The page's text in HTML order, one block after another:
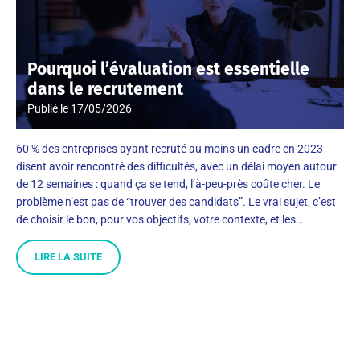
Pourquoi l’évaluation est essentielle
dans le recrutement
Publié le 17/05/2026
60 % des entreprises ayant recruté au moins un cadre en 2023
disent avoir rencontré des difficultés, avec un délai moyen autour
de 12 semaines : quand ça se tend, l’à-peu-près coûte cher. Le
problème n’est pas de “trouver des candidats”. Le vrai sujet, c’est
de choisir le bon, pour vos objectifs, votre contexte, et les…
LIRE LA SUITE